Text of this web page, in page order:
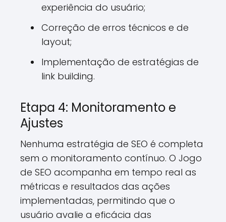
experiência do usuário;
Correção de erros técnicos e de
layout;
Implementação de estratégias de
link building.
Etapa 4: Monitoramento e
Ajustes
Nenhuma estratégia de SEO é completa
sem o monitoramento contínuo. O Jogo
de SEO acompanha em tempo real as
métricas e resultados das ações
implementadas, permitindo que o
usuário avalie a eficácia das